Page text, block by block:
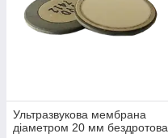
Ультразвукова мембрана
діаметром 20 мм бездротова